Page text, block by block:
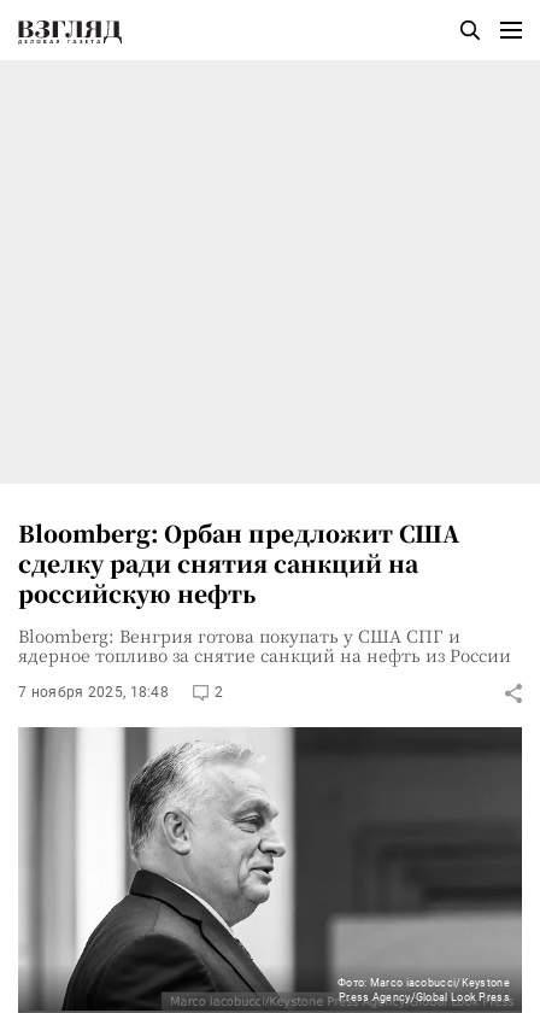
Bloomberg: Орбан предложит США
сделку ради снятия санкций на
российскую нефть
Bloomberg: Венгрия готова покупать у США СПГ и
ядерное топливо за снятие санкций на нефть из России
7 ноября 2025, 18:48 2
Фото: Marco iacobucci/Keystone
Press Agency/Global Look Press